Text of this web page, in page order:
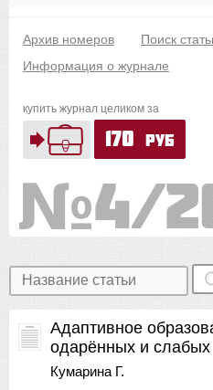
Архив номеров
Поиск
Информация о журнале
купить журнал целиком за
170 руб
4/
Адаптивное
одарённых и слабых
Кумарина Г.